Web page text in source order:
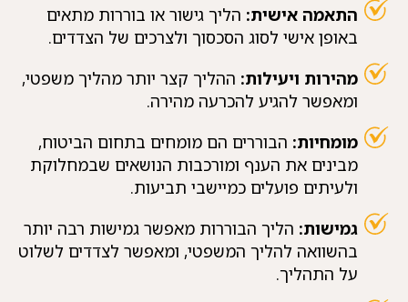
התאמה אישית: הליך גישור או בוררות מתאים
באופן אישי לסוג הסכסוך ולצרכים של הצדדים.
מהירות ויעילות: ההליך קצר יותר מהליך משפטי,
ומאפשר להגיע להכרעה מהירה.
מומחיות: הבוררים הם מומחים בתחום הביטוח,
מבינים את הענף ומורכבות הנושאים שבמחלוקת
ולעיתים פועלים כמיישבי תביעות.
גמישות: הליך הבוררות מאפשר גמישות רבה יותר
בהשוואה להליך המשפטי, ומאפשר לצדדים לשלוט
על התהליך.